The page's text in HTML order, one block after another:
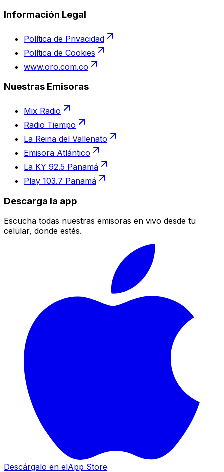
Información Legal
Política de Privacidad
Política de Cookies
www.oro.com.co
Nuestras Emisoras
Mix Radio
Radio Tiempo
La Reina del Vallenato
Emisora Atlántico
La KY 92.5 Panamá
Play 103.7 Panamá
Descarga la app
Escucha todas nuestras emisoras en vivo desde tu
celular, donde estés.
Descárgalo en elApp Store